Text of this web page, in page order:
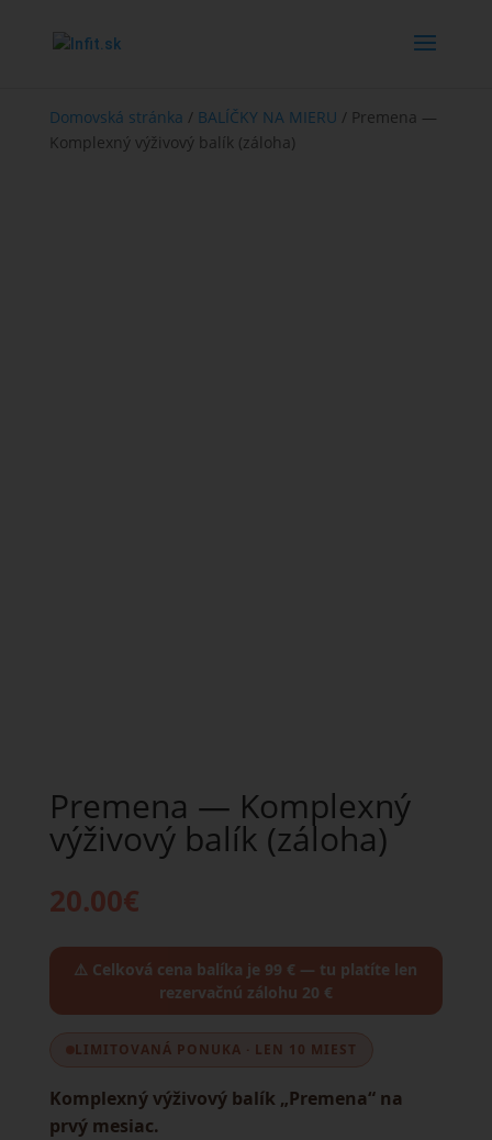
Domovská stránka / BALÍČKY NA MIERU / Premena —
Komplexný výživový balík (záloha)
Premena — Komplexný
výživový balík (záloha)
20.00€
⚠️ Celková cena balíka je 99 € — tu platíte len
rezervačnú zálohu 20 €
LIMITOVANÁ PONUKA · LEN 10 MIEST
Komplexný výživový balík „Premena“ na
prvý mesiac.